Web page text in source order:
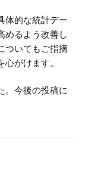
体的な統計デー
めるよう改善し
ついてもご指摘
がけます。
。今後の投稿に